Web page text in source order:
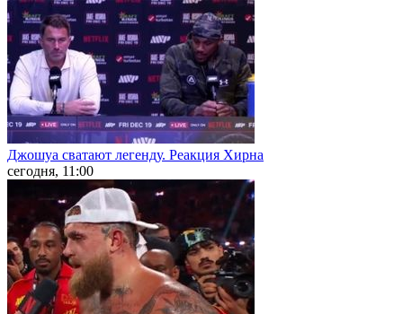
Джошуа сватают легенду. Реакция Хирна
сегодня, 11:00